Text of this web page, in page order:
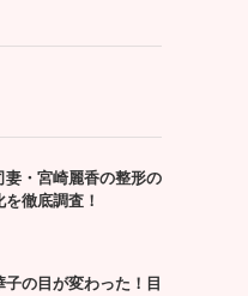
妻・宮崎麗香の整形の
徹底調査！
子の目が変わった！目